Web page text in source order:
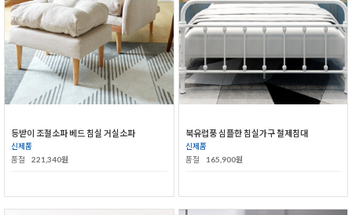
등받이 조절소파 베드 침실 거실소파
신제품
품절
221,340원
북유럽풍 심플한 침실가구 철제침대
신제품
품절
165,900원